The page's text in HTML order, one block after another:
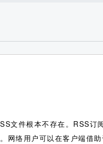
文件根本不存在。RSS订
网络用户可以在客户端借